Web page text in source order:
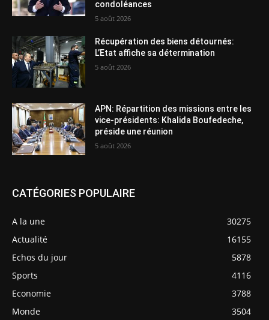
condoléances
5 août 2026
Récupération des biens détournés:
L’Etat affiche sa détermination
5 août 2026
APN: Répartition des missions entre les
vice-présidents: Khalida Boufedeche,
préside une réunion
5 août 2026
CATÉGORIES POPULAIRE
A la une
30275
Actualité
16155
Echos du jour
5878
Sports
4116
Economie
3788
Monde
3504